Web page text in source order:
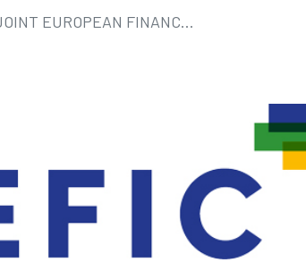
COOPERATION
JEFIC- JOINT EUROPEAN FINANCERS FOR INTERNATIONAL COOPERATION